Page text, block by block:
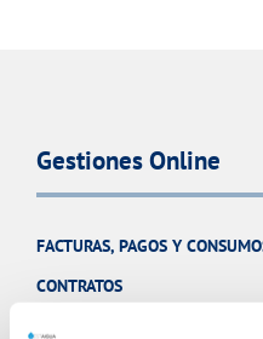
Gestiones Online
FACTURAS, PAGOS Y
CONTRATOS